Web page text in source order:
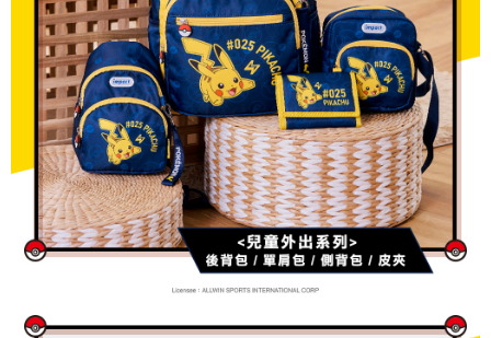
任。
４．使用「AFTEE先享後付」時，將依據個別帳號之用戶狀況，依本公司即
時審查核予不同之上限額度；若仍有額度不足之情形，本公司將視審查結果
請求用戶進行身份認證。
５．嚴禁一人註冊多個帳號或使用他人資訊註冊。若發現惡意使用之情形，
恩沛科技股份有限公司將有權停止該用戶之使用額度並採取法律行動。